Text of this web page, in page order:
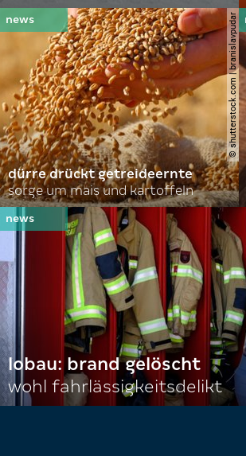
© shutterstock.com | branislavpudar
dürre drückt getreideernte
sorge um mais und kartoffeln
lobau: brand gelöscht
wohl fahrlässigkeitsdelikt